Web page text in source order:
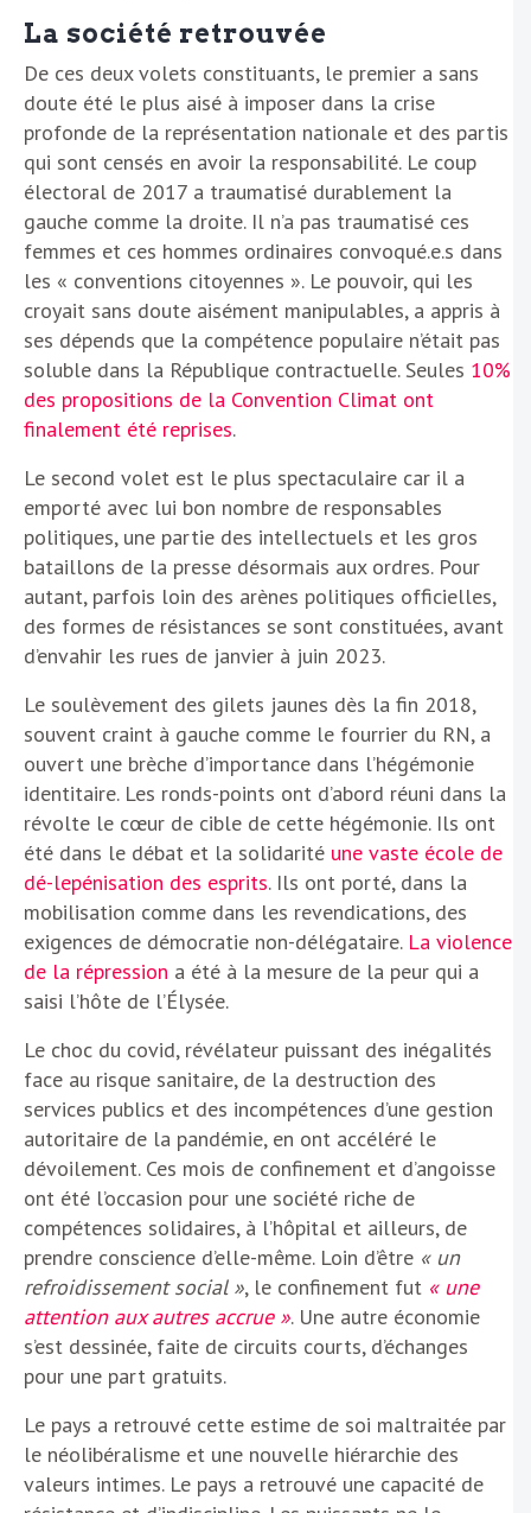
La société retrouvée
De ces deux volets constituants, le premier a sans
doute été le plus aisé à imposer dans la crise
profonde de la représentation nationale et des partis
qui sont censés en avoir la responsabilité. Le coup
électoral de 2017 a traumatisé durablement la
gauche comme la droite. Il n’a pas traumatisé ces
femmes et ces hommes ordinaires convoqué.e.s dans
les « conventions citoyennes ». Le pouvoir, qui les
croyait sans doute aisément manipulables, a appris à
ses dépends que la compétence populaire n’était pas
soluble dans la République contractuelle. Seules 10%
des propositions de la Convention Climat ont
finalement été reprises.
Le second volet est le plus spectaculaire car il a
emporté avec lui bon nombre de responsables
politiques, une partie des intellectuels et les gros
bataillons de la presse désormais aux ordres. Pour
autant, parfois loin des arènes politiques officielles,
des formes de résistances se sont constituées, avant
d’envahir les rues de janvier à juin 2023.
Le soulèvement des gilets jaunes dès la fin 2018,
souvent craint à gauche comme le fourrier du RN, a
ouvert une brèche d’importance dans l’hégémonie
identitaire. Les ronds-points ont d’abord réuni dans la
révolte le cœur de cible de cette hégémonie. Ils ont
été dans le débat et la solidarité une vaste école de
dé-lepénisation des esprits. Ils ont porté, dans la
mobilisation comme dans les revendications, des
exigences de démocratie non-délégataire. La violence
de la répression a été à la mesure de la peur qui a
saisi l’hôte de l’Élysée.
Le choc du covid, révélateur puissant des inégalités
face au risque sanitaire, de la destruction des
services publics et des incompétences d’une gestion
autoritaire de la pandémie, en ont accéléré le
dévoilement. Ces mois de confinement et d’angoisse
ont été l’occasion pour une société riche de
compétences solidaires, à l’hôpital et ailleurs, de
prendre conscience d’elle-même. Loin d’être « un
refroidissement social », le confinement fut « une
attention aux autres accrue ». Une autre économie
s’est dessinée, faite de circuits courts, d’échanges
pour une part gratuits.
Le pays a retrouvé cette estime de soi maltraitée par
le néolibéralisme et une nouvelle hiérarchie des
valeurs intimes. Le pays a retrouvé une capacité de